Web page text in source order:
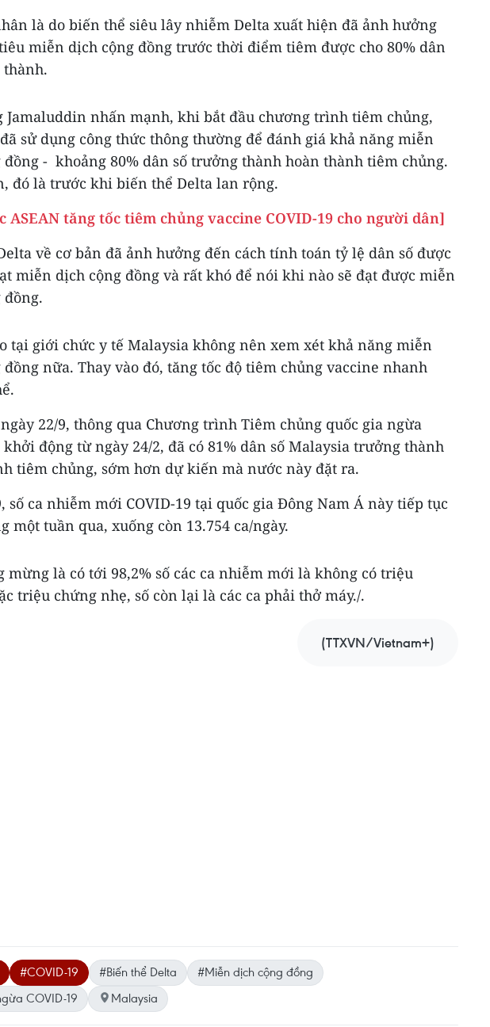
là do biến thể siêu lây nhiễm Delta xuất hiện đã ảnh hưởng
miễn dịch cộng đồng trước thời điểm tiêm được cho 80% dân
Jamaluddin nhấn mạnh, khi bắt đầu chương trình tiêm chủng,
sử dụng công thức thông thường để đánh giá khả năng miễn
đồng - khoảng 80% dân số trưởng thành hoàn thành tiêm chủng.
đó là trước khi biến thể Delta lan rộng.
ASEAN tăng tốc tiêm chủng vaccine COVID-19 cho người dân]
về cơ bản đã ảnh hưởng đến cách tính toán tỷ lệ dân số được
miễn dịch cộng đồng và rất khó để nói khi nào sẽ đạt được miễn
đồng.
tại giới chức y tế Malaysia không nên xem xét khả năng miễn
đồng nữa. Thay vào đó, tăng tốc độ tiêm chủng vaccine nhanh
22/9, thông qua Chương trình Tiêm chủng quốc gia ngừa
khởi động từ ngày 24/2, đã có 81% dân số Malaysia trưởng thành
tiêm chủng, sớm hơn dự kiến mà nước này đặt ra.
số ca nhiễm mới COVID-19 tại quốc gia Đông Nam Á này tiếp tục
một tuần qua, xuống còn 13.754 ca/ngày.
mừng là có tới 98,2% số các ca nhiễm mới là không có triệu
triệu chứng nhẹ, số còn lại là các ca phải thở máy./.
(TTXVN/Vietnam+)
#COVID-19 #Biến thể Delta
#Miễn dịch cộng đồng
COVID-19
Malaysia